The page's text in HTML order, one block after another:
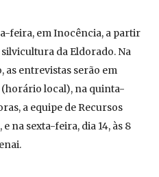
feira, em Inocência, a partir
da Eldorado. Na
as entrevistas serão em
(horário local), na quinta-
a equipe de Recursos
na sexta-feira, dia 14, às 8